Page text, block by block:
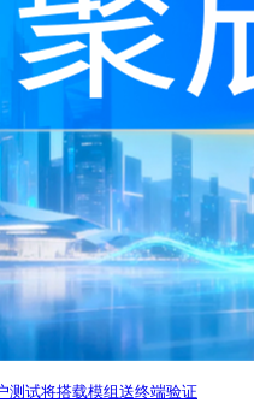
测试将搭载模组送终端验证